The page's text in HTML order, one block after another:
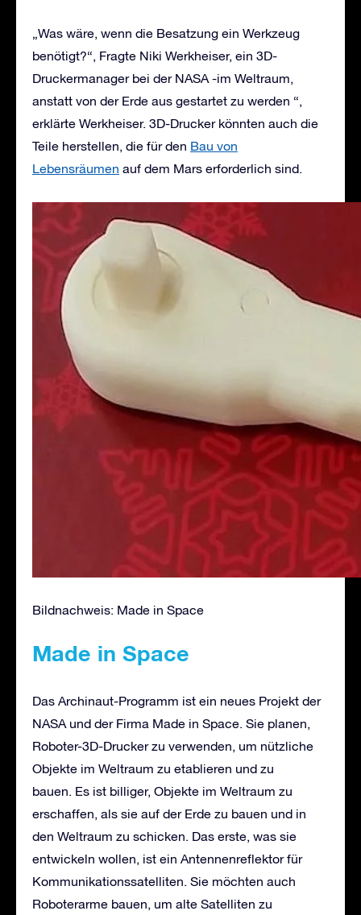
„Was wäre, wenn die Besatzung ein Werkzeug
benötigt?“, Fragte Niki Werkheiser, ein 3D-
Druckermanager bei der NASA -im Weltraum,
anstatt von der Erde aus gestartet zu werden “,
erklärte Werkheiser. 3D-Drucker könnten auch die
Teile herstellen, die für den Bau von
Lebensräumen auf dem Mars erforderlich sind.
Bildnachweis: Made in Space
Made in Space
Das Archinaut-Programm ist ein neues Projekt der
NASA und der Firma Made in Space. Sie planen,
Roboter-3D-Drucker zu verwenden, um nützliche
Objekte im Weltraum zu etablieren und zu
bauen. Es ist billiger, Objekte im Weltraum zu
erschaffen, als sie auf der Erde zu bauen und in
den Weltraum zu schicken. Das erste, was sie
entwickeln wollen, ist ein Antennenreflektor für
Kommunikationssatelliten. Sie möchten auch
Roboterarme bauen, um alte Satelliten zu